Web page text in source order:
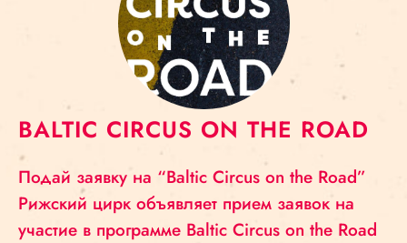
BALTIC CIRCUS ON THE ROAD
Подай заявку на “Baltic Circus on the Road”
Рижский цирк объявляет прием заявок на
участие в программе Baltic Circus on the Road